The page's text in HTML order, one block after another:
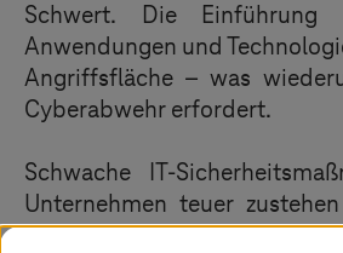
Schwert. Die Einführung
Anwendungen und
Angriffsfläche – was
Cyberabwehr erfordert.
Schwache IT-
Unternehmen teuer
ihre IT-Systeme von einem